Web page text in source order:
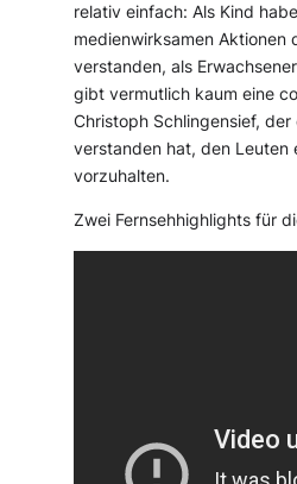
relativ einfach: Als Kind
medienwirksamen Aktionen
verstanden, als
gibt vermutlich kaum eine
Christoph Schlingensief, der
verstanden hat, den Leuten
vorzuhalten.
Zwei Fernsehhighlights für